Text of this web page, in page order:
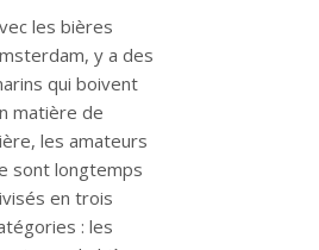
les bières
y a des
qui boivent
matière de
les amateurs
sont longtemps
en trois
: les